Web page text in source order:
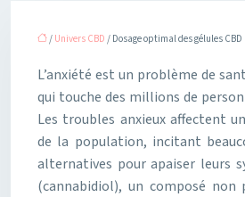
/ Univers CBD / Dosage optimal des gélules
L’anxiété est un problème de
qui touche des millions de
Les troubles anxieux affectent
de la population, incitant
alternatives pour apaiser leurs
(cannabidiol), un composé non